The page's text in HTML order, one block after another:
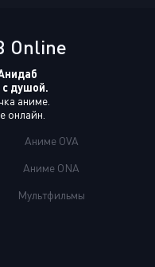
Online
с душой.
аниме.
онлайн.
Аниме OVA
Аниме ONA
Мультфильмы